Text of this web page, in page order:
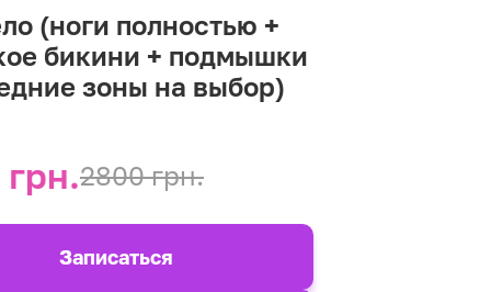
(ноги полностью +
бикини + подмышки
зоны на выбор)
2800 грн.
Записаться